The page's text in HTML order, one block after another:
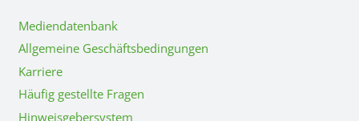
Mediendatenbank
Allgemeine Geschäftsbedingungen
Karriere
Häufig gestellte Fragen
Hinweisgebersystem